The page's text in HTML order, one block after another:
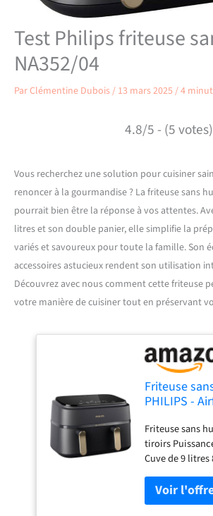
Test Philips friteuse
NA352/04
ParClémentine Dubois/ 13 mars 2025/4
4.8/5 - (5 votes)
Vous recherchez une solution pour cuisiner
renoncer à la gourmandise ? La friteuse sans
pourrait bien être la réponse à vos attentes.
litres et son double panier, elle simplifie la
variés et savoureux pour toute la famille. Son
accessoires astucieux rendent son utilisation
Découvrez avec nous comment cette friteuse
votre manière de cuisiner tout en préservant
Friteuse
PHILIPS -
cuve 9L - 8
cuisson -
inclus -
Friteuse sans
tiroirs
Cuve de 9
préréglées